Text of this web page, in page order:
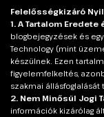
Felelősségkizáró
1. A Tartalom Eredete
blogbejegyzések és
Technology (mint
készülnek. Ezen
figyelemfelkeltés,
szakmai
2. Nem Minősül Jogi
információk kizárólag